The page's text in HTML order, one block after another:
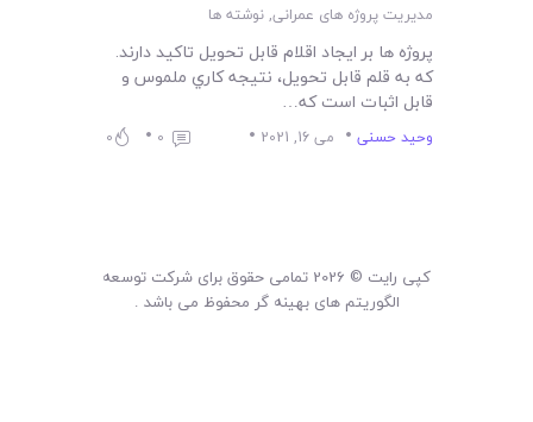
مدیریت پروژه های عمرانی,نوشته ها
پروژه ها بر ايجاد اقلام قابل تحويل تاکيد دارند.
که به قلم قابل تحويل، نتيجه کاري ملموس و
قابل اثبات است که…
وحید حسنی می 16, 2021 0
0
کپی رایت © 2026 تمامی حقوق برای شرکت توسعه
الگوریتم های بهینه گر محفوظ می باشد .